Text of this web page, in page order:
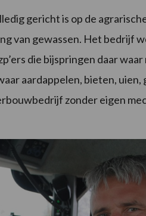
gericht is op de
van gewassen. Het bedrijf
die bijspringen daar
aardappelen, bieten, uien,
zonder eigen